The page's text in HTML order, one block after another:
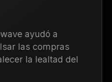
Descubre
aumentó el
repetidas
de